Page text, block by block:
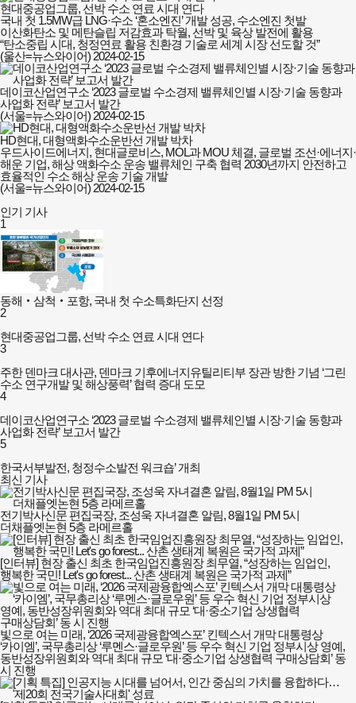
현대중공업그룹, 선박 수소 연료 시대 연다
국내 첫 1.5MW급 LNG·수소 ‘혼소엔진’ 개발 성공, 수소엔진 첫발
이산화탄소 및 메탄슬립 저감효과 탁월, 선박 및 육상 발전에 활용
“탄소중립 시대, 청정연료 활용 친환경 기술로 세계 시장 선도할 것”
(울산=뉴스와이어) 2024-02-15
데이코산업연구소 ‘2023 글로벌 수소경제 밸류체인별 시장·기술 동향과
사업화 전략’ 보고서 발간
(서울=뉴스와이어) 2024-02-15
HD현대, 대형액화수소운반선 개발 박차
우드사이드에너지, 현대글로비스, MOL과 MOU 체결, 글로벌 조선·에너지·
해운 기업, 해상 액화수소 운송 밸류체인 구축 협력 2030년까지 안전하고
효율적인 수소 해상 운송 기술 개발
(서울=뉴스와이어) 2024-02-15
인기 기사
1
동해‧삼척‧포항, 국내 첫 수소특화단지 선정
2
현대중공업그룹, 선박 수소 연료 시대 연다
3
주한 덴마크 대사관, 덴마크 기후에너지유틸리티부 장관 방한 기념 ‘그린
수소 연구개발 및 해상풍력’ 협력 증대 도모
4
데이코산업연구소 ‘2023 글로벌 수소경제 밸류체인별 시장·기술 동향과
사업화 전략’ 보고서 발간
5
한국서부발전, 청정수소발전 워크숍’ 개최
최신 기사
전기박사신문 편집국장, 조성욱 자녀결혼 알림, 8월1일 PM 5시
더채플엣논현 5층 라메르홀
[인터뷰] 현장 출신 최초 한국임업진흥원장 최무열, “성장하는 임업인,
행복한 국민! Let's go forest... 산촌 생태계 복원은 국가적 과제”
빛으로 여는 미래, ‘2026 국제광융합엑스포’ 킨텍스서 개막 대통령상
‘카이엠’, 국무총리상 ‘루멘스·글로우원’ 등 우수 혁신 기업 정부시상 영예,
동반성장위원회와 역대 최대 규모 ‘대·중소기업 상생협력 구매상담회’ 동
시 진행